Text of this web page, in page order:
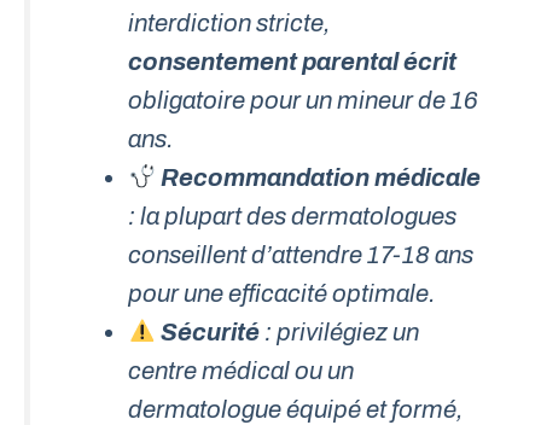
interdiction stricte,
consentement parental écrit
obligatoire pour un mineur de 16
ans.
Recommandation médicale
: la plupart des dermatologues
conseillent d’attendre 17-18 ans
pour une efficacité optimale.
Sécurité : privilégiez un
centre médical ou un
dermatologue équipé et formé,